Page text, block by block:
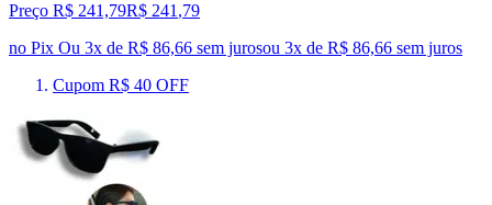
Preço R$ 241,79R$ 241 ,79
no Pix Ou 3x de R$ 86,66 sem jurosou 3x de R$ 86,66 sem juros
Cupom R$ 40 OFF